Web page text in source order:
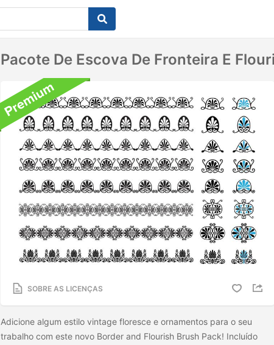
Pacote De Escova De Fronteira E
SOBRE AS LICENÇAS
Adicione algum estilo vintage floresce e ornamentos para o seu
trabalho com este novo Border and Flourish Brush Pack! Incluído